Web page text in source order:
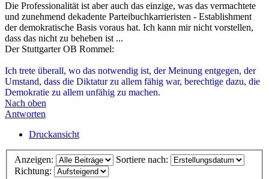
Die Professionalität ist aber auch das einzige, was das vermachtete
und zunehmend dekadente Parteibuchkarrieristen - Establishment
der demokratische Basis voraus hat. Ich kann mir nicht vorstellen,
dass das nicht zu beheben ist ...
Der Stuttgarter OB Rommel:
Ich trete überall, wo das notwendig ist, der Meinung entgegen, der
Umstand, dass die Diktatur zu allem fähig war, berechtige dazu, die
Demokratie zu allem unfähig zu machen.
Nach oben
Antworten
Druckansicht
Anzeigen:
Sortiere nach:
Richtung: